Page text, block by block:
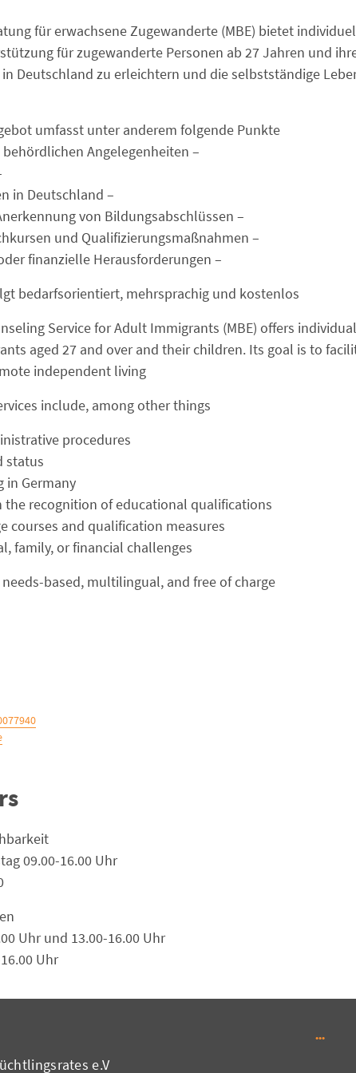
für erwachsene Zugewanderte (MBE) bietet
für zugewanderte Personen ab 27 Jahren und
Deutschland zu erleichtern und die selbstständige
umfasst unter anderem folgende Punkte:
– Unterstützung bei behördlichen Angelegenheiten
– Leben und Arbeiten in Deutschland
– Erstberatung zur Anerkennung von Bildungsabschlüssen
– Beratung zu Sprachkursen und Qualifizierungsmaßnahmen
– Soziale, familiäre oder finanzielle Herausforderungen
bedarfsorientiert, mehrsprachig und kostenlos.
Service for Adult Immigrants (MBE) offers
aged 27 and over and their children. Its goal is to
independent living.
include, among other things:
procedures
status
in Germany
the recognition of educational qualifications
courses and qualification measures
family, or financial challenges
based, multilingual, and free of charge.
42742668
09.00-16.00 Uhr
Uhr und 13.00-16.00 Uhr
Uhr
e.V.